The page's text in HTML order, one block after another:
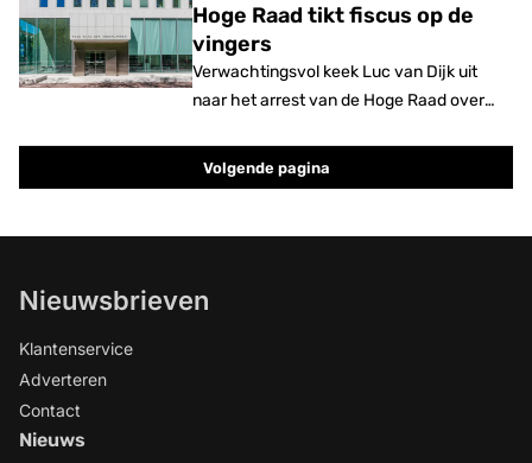
Hoge Raad tikt fiscus op de
vingers
Verwachtingsvol keek Luc van Dijk uit
naar het arrest van de Hoge Raad over
forfaitair inkomen.
Volgende pagina
Nieuwsbrieven
Klantenservice
Adverteren
Contact
Nieuws